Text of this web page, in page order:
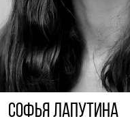
Софья Лапутина